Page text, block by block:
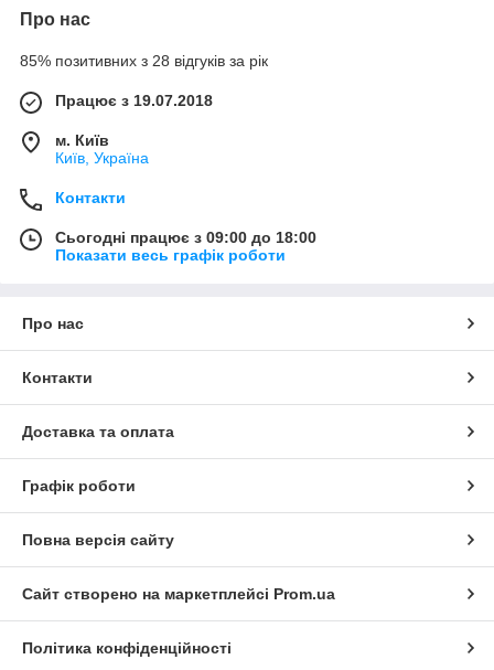
Про нас
85% позитивних з 28 відгуків за рік
Працює з 19.07.2018
м. Київ
Київ, Україна
Контакти
Сьогодні працює з 09:00 до 18:00
Показати весь графік роботи
Про нас
Контакти
Доставка та оплата
Графік роботи
Повна версія сайту
Сайт створено на маркетплейсі Prom.ua
Політика конфіденційності